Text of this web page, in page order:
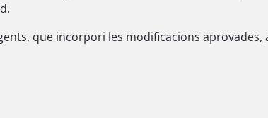
que incorpori les modificacions